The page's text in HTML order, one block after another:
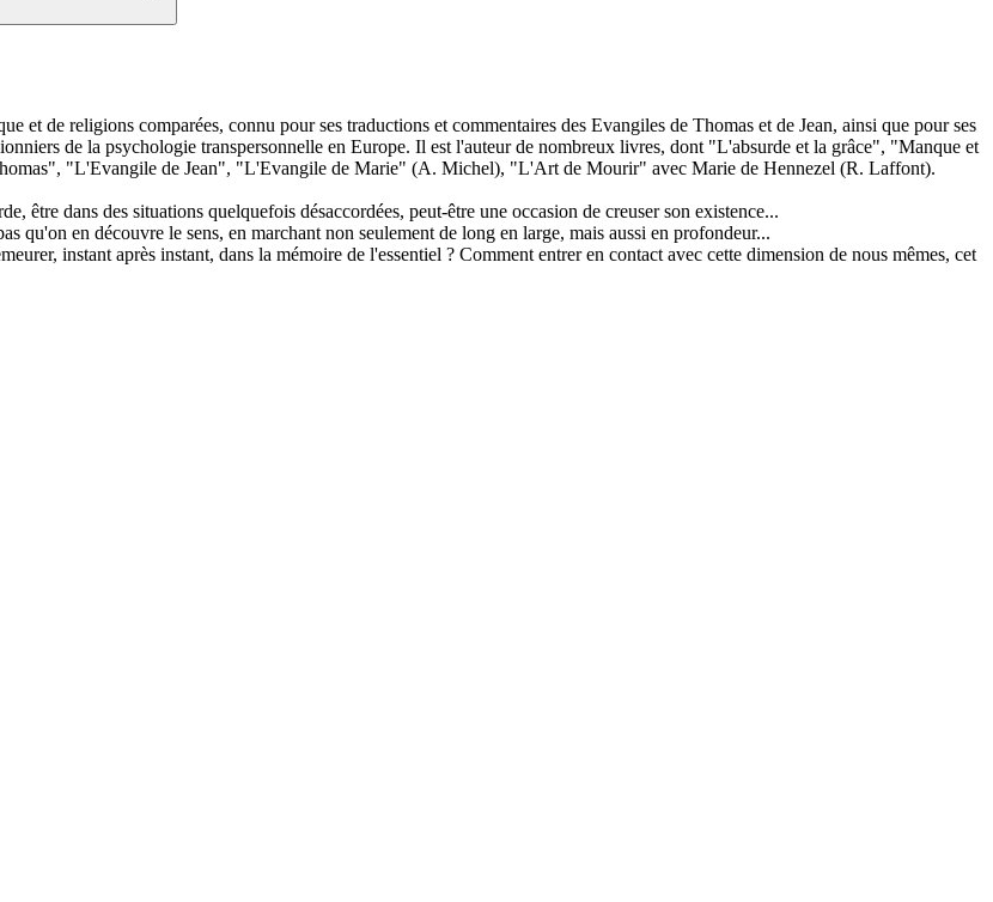
et de religions comparées, connu pour ses traductions et commentaires des Evangiles de Thomas et de Jean, ainsi que pour ses
de la psychologie transpersonnelle en Europe. Il est l'auteur de nombreux livres, dont "L'absurde et la grâce", "Manque et
"L'Evangile de Jean", "L'Evangile de Marie" (A. Michel), "L'Art de Mourir" avec Marie de Hennezel (R. Laffont).
être dans des situations quelquefois désaccordées, peut-être une occasion de creuser son existence...
qu'on en découvre le sens, en marchant non seulement de long en large, mais aussi en profondeur...
instant après instant, dans la mémoire de l'essentiel ? Comment entrer en contact avec cette dimension de nous mêmes, cet